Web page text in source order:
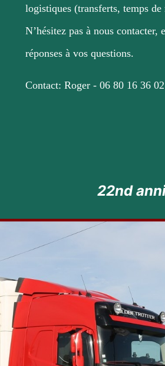
logistiques (transferts, temps
N’hésitez pas à nous contacter,
réponses à vos questions.
Contact: Roger - 06 80 16 36 02
22nd anniversary of